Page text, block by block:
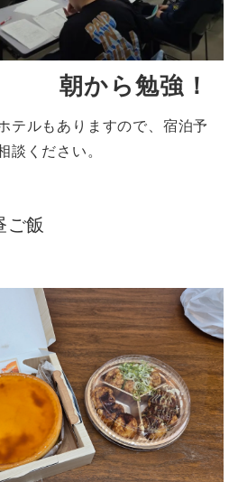
朝から勉強！
テルもありますので、宿泊予
談ください。
ご飯